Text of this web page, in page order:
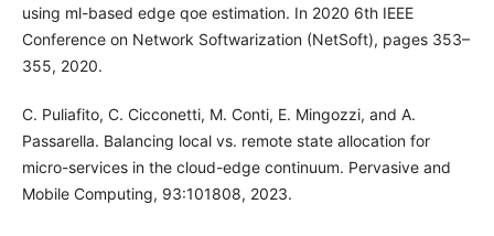
using ml-based edge qoe estimation. In 2020 6th IEEE
Conference on Network Softwarization (NetSoft), pages 353–
355, 2020.
C. Puliafito, C. Cicconetti, M. Conti, E. Mingozzi, and A.
Passarella. Balancing local vs. remote state allocation for
micro-services in the cloud-edge continuum. Pervasive and
Mobile Computing, 93:101808, 2023.